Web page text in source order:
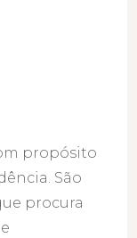
propósito
São
procura